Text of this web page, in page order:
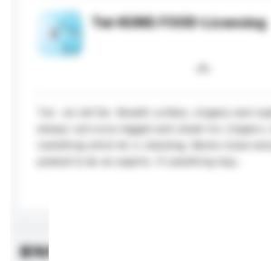
Twi-KUNG FOOD-Licensing
always sat cross-legged and shook his slippers,
查询内容